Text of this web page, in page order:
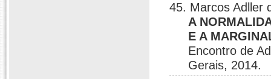
45. Marcos Adller
A
E A
Encontro de
Gerais, 2014.